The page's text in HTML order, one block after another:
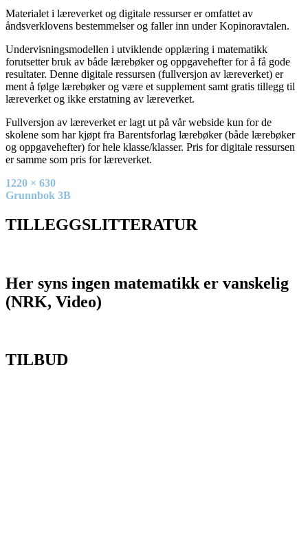
Materialet i læreverket og digitale ressurser er omfattet av
åndsverklovens bestemmelser og faller inn under Kopinoravtalen.
Undervisningsmodellen i utviklende opplæring i matematikk
forutsetter bruk av både lærebøker og oppgavehefter for å få gode
resultater. Denne digitale ressursen (fullversjon av læreverket) er
ment å følge lærebøker og være et supplement samt gratis tillegg til
læreverket og ikke erstatning av læreverket.
Fullversjon av læreverket er lagt ut på vår webside kun for de
skolene som har kjøpt fra Barentsforlag lærebøker (både lærebøker
og oppgavehefter) for hele klasse/klasser. Pris for digitale ressursen
er samme som pris for læreverket.
Full
size
1220 × 630
Innleggsnavigasjon
Grunnbok 3B
TILLEGGSLITTERATUR
Her syns ingen matematikk er vanskelig
(NRK, Video)
TILBUD